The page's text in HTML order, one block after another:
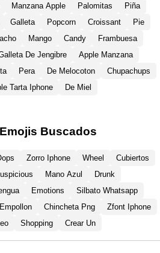
Manzana Apple Palomitas
Piña
Galleta Popcorn Croissant
Pie
Mango Candy
Frambuesa
De Jengibre
Apple Manzana
Pera De Melocoton
Chupachups
Tarta Iphone De Miel
Buscados
Zorro Iphone Wheel
Cubiertos
Mano Azul
Drunk
Emotions
Silbato Whatsapp
Chincheta Png
Zfont Iphone
Shopping Crear Un